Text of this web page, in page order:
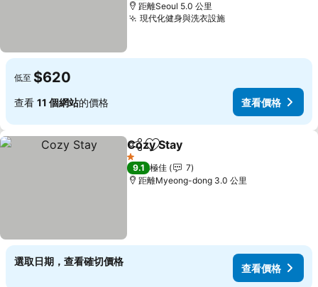
距離Seoul 5.0 公里
現代化健身與洗衣設施
低至 $620
查看 11 個網站的價格 查看價格
分享 放到收藏夾
Cozy Stay
1 星級
9.1 極佳
7
距離Myeong-dong 3.0 公里
選取日期，查看確切價格
查看價格